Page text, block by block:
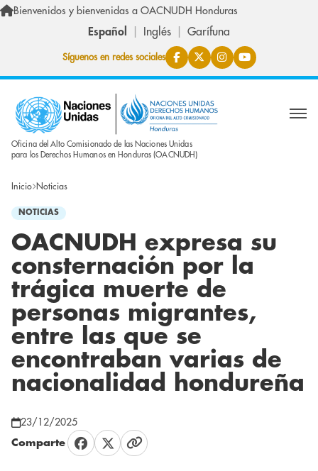
Pasar al contenido principal
Bienvenidos y bienvenidas a OACNUDH Honduras
Español Inglés Garífuna
Síguenos en redes sociales
Oficina del Alto Comisionado de las Naciones Unidas
para los Derechos Humanos en Honduras (OACNUDH)
Inicio Noticias
NOTICIAS
OACNUDH expresa su
consternación por la
trágica muerte de
personas migrantes,
entre las que se
encontraban varias de
nacionalidad hondureña
23/12/2025
Comparte